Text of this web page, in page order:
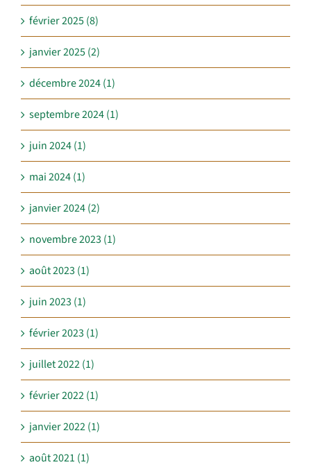
février 2025 (8)
janvier 2025 (2)
décembre 2024 (1)
septembre 2024 (1)
juin 2024 (1)
mai 2024 (1)
janvier 2024 (2)
novembre 2023 (1)
août 2023 (1)
juin 2023 (1)
février 2023 (1)
juillet 2022 (1)
février 2022 (1)
janvier 2022 (1)
août 2021 (1)